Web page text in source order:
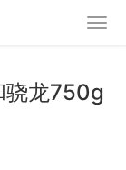
骁龙750g